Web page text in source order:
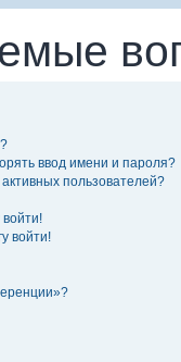
ввод имени и пароля?
пользователей?
войти!
войти!